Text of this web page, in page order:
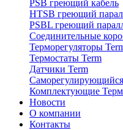
PSB греющий кабель
HTSB греющий
PSBL греющий
Соединительные
Терморегуляторы
Термостаты Term
Датчики Term
Комплектующие Терм
Новости
О компании
Контакты